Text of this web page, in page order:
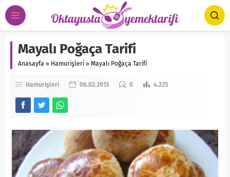
Mayalı Poğaça Tarifi
Anasayfa » Hamurişleri » Mayalı Poğaça Tarifi
Hamurişleri 06.02.2013 0 4.225